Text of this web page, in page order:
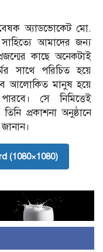
অ্যাডভোকেট মো.
আমাদের জন্য
কাছে অনেকটাই
সাথে পরিচিত হয়ে
আলোকিত মানুষ হয়ে
সে নিমিত্তেই
প্রকাশনা অনুষ্ঠানে
(1080×1080)